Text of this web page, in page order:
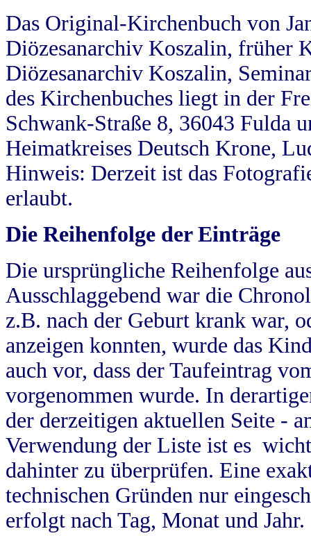
Das Original-Kirchenbuch von
Diözesanarchiv Koszalin, früher
Diözesanarchiv Koszalin,
des Kirchenbuches liegt in der
Schwank-Straße 8, 36043 Fulda
Heimatkreises Deutsch Krone,
Hinweis: Derzeit ist das
erlaubt.
Die Reihenfolge der Einträge
Die ursprüngliche Reihenfolge
Ausschlaggebend war die
z.B. nach der Geburt krank war,
anzeigen konnten, wurde das
auch vor, dass der Taufeintrag
vorgenommen wurde. In
der derzeitigen aktuellen Seite -
Verwendung der Liste ist es
dahinter zu überprüfen. Eine
technischen Gründen nur
erfolgt nach Tag, Monat und Jahr.